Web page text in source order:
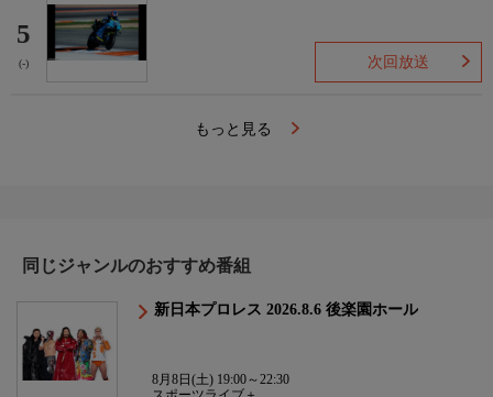
5
(-) 次回放送
もっと見る
同じジャンルのおすすめ番組
新日本プロレス 2026.8.6 後楽園ホール
8月8日(土) 19:00～22:30